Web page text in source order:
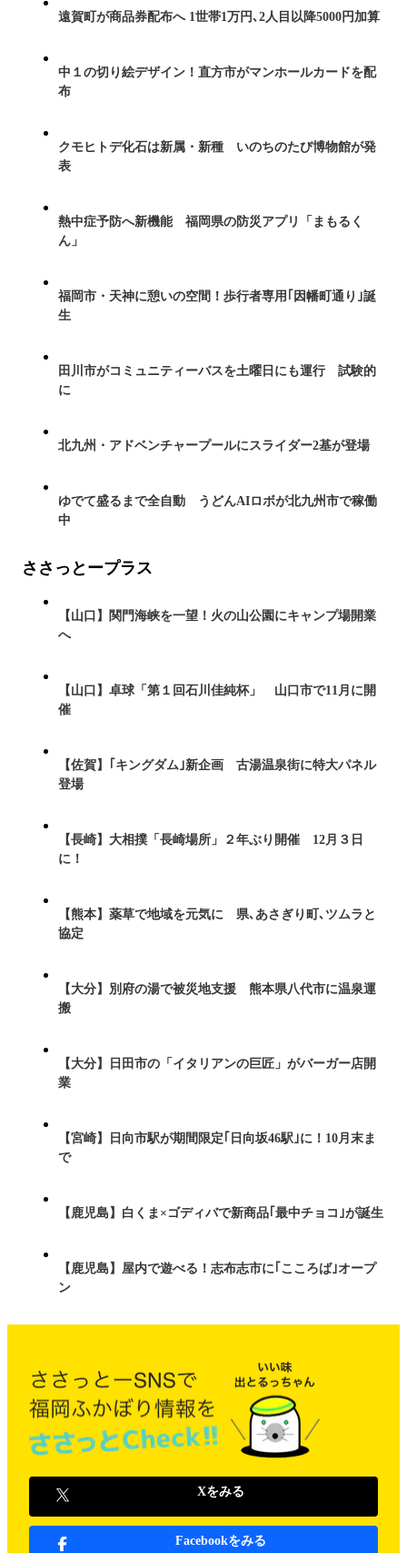
遠賀町が商品券配布へ 1世帯1万円､2人目以降5000円加算
中１の切り絵デザイン！直方市がマンホールカードを配
布
クモヒトデ化石は新属・新種 いのちのたび博物館が発
表
熱中症予防へ新機能 福岡県の防災アプリ「まもるく
ん」
福岡市・天神に憩いの空間！歩行者専用｢因幡町通り｣誕
生
田川市がコミュニティーバスを土曜日にも運行 試験的
に
北九州・アドベンチャープールにスライダー2基が登場
ゆでて盛るまで全自動 うどんAIロボが北九州市で稼働
中
ささっとープラス
【山口】関門海峡を一望！火の山公園にキャンプ場開業
へ
【山口】卓球「第１回石川佳純杯」 山口市で11月に開
催
【佐賀】｢キングダム｣新企画 古湯温泉街に特大パネル
登場
【長崎】大相撲「長崎場所」２年ぶり開催 12月３日
に！
【熊本】薬草で地域を元気に 県､あさぎり町､ツムラと
協定
【大分】別府の湯で被災地支援 熊本県八代市に温泉運
搬
【大分】日田市の「イタリアンの巨匠」がバーガー店開
業
【宮崎】日向市駅が期間限定｢日向坂46駅｣に！10月末ま
で
【鹿児島】白くま×ゴディバで新商品｢最中チョコ｣が誕生
【鹿児島】屋内で遊べる！志布志市に｢こころば｣オープ
ン
Xをみる
Facebookをみる